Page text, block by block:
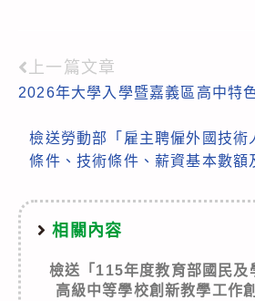
Read
more
articles
上一篇文章
2026年大學入學暨嘉義區高中特
檢送勞動部「雇主聘僱外國技術
條件、技術條件、薪資基本數額
相關內容
檢送「115年度教育部國民及
高級中等學校創新教學工作